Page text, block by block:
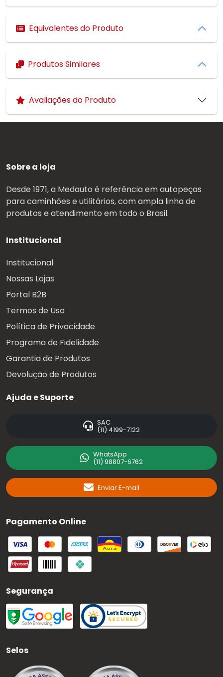
Equivalentes do Produto
Produtos Similares
Avaliações do Produto
Sobre a loja
Desde 1971, a Medauto é referência em autopeças
para caminhões e utilitários, com ampla linha de
produtos e atendimento em todo o Brasil.
Institucional
Institucional
Nossas Lojas
Portal B2B
Termos de Uso
Política de Privacidade
Programa de Fidelidade
Garantia de Produtos
Devolução de Produtos
Ajuda e Suporte
SAC
(11) 4199-7122
WhatsApp
(11) 98807-6762
Enviar E-mail
Pagamento Online
Segurança
Selos